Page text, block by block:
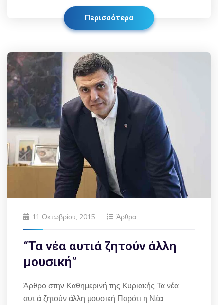
Περισσότερα
11 Οκτωβρίου, 2015 Άρθρα
“Τα νέα αυτιά ζητούν άλλη
μουσική”
Άρθρο στην Καθημερινή της Κυριακής Τα νέα
αυτιά ζητούν άλλη μουσική Παρότι η Νέα